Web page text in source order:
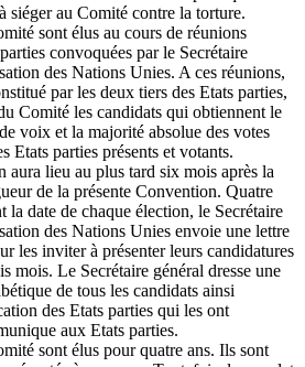
siéger au Comité contre la torture.
sont élus au cours de réunions
convoquées par le Secrétaire
des Nations Unies. A ces réunions,
par les deux tiers des Etats parties,
Comité les candidats qui obtiennent le
voix et la majorité absolue des votes
Etats parties présents et votants.
aura lieu au plus tard six mois après la
de la présente Convention. Quatre
la date de chaque élection, le Secrétaire
des Nations Unies envoie une lettre
les inviter à présenter leurs candidatures
mois. Le Secrétaire général dresse une
de tous les candidats ainsi
des Etats parties qui les ont
aux Etats parties.
sont élus pour quatre ans. Ils sont